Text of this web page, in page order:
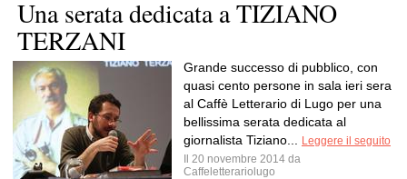
Una serata dedicata a TIZIANO
TERZANI
Grande successo di pubblico, con
quasi cento persone in sala ieri sera
al Caffè Letterario di Lugo per una
bellissima serata dedicata al
giornalista Tiziano...
Leggere il seguito
Il 20 novembre 2014 da
Caffeletterariolugo